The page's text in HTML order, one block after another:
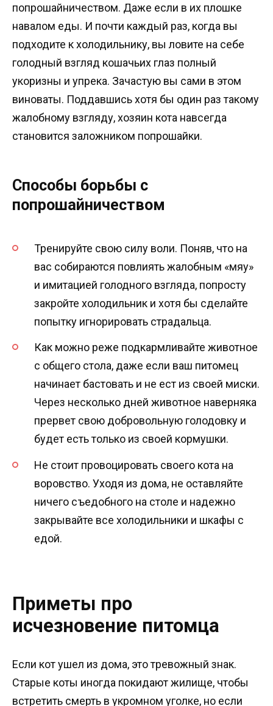
попрошайничеством. Даже если в их плошке
навалом еды. И почти каждый раз, когда вы
подходите к холодильнику, вы ловите на себе
голодный взгляд кошачьих глаз полный
укоризны и упрека. Зачастую вы сами в этом
виноваты. Поддавшись хотя бы один раз такому
жалобному взгляду, хозяин кота навсегда
становится заложником попрошайки.
Способы борьбы с
попрошайничеством
Тренируйте свою силу воли. Поняв, что на
вас собираются повлиять жалобным «мяу»
и имитацией голодного взгляда, попросту
закройте холодильник и хотя бы сделайте
попытку игнорировать страдальца.
Как можно реже подкармливайте животное
с общего стола, даже если ваш питомец
начинает бастовать и не ест из своей миски.
Через несколько дней животное наверняка
прервет свою добровольную голодовку и
будет есть только из своей кормушки.
Не стоит провоцировать своего кота на
воровство. Уходя из дома, не оставляйте
ничего съедобного на столе и надежно
закрывайте все холодильники и шкафы с
едой.
Приметы про
исчезновение питомца
Если кот ушел из дома, это тревожный знак.
Старые коты иногда покидают жилище, чтобы
встретить смерть в укромном уголке, но если